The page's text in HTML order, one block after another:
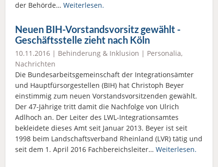
der Behörde… Weiterlesen.
Neuen BIH-Vorstandsvorsitz gewählt -
Geschäftsstelle zieht nach Köln
10.11.2016 | Behinderung & Inklusion | Personalia,
Nachrichten
Die Bundesarbeitsgemeinschaft der Integrationsämter
und Hauptfürsorgestellen (BIH) hat Christoph Beyer
einstimmig zum neuen Vorstandsvorsitzenden gewählt.
Der 47-Jährige tritt damit die Nachfolge von Ulrich
Adlhoch an. Der Leiter des LWL-Integrationsamtes
bekleidete dieses Amt seit Januar 2013. Beyer ist seit
1998 beim Landschaftsverband Rheinland (LVR) tätig und
seit dem 1. April 2016 Fachbereichsleiter… Weiterlesen.